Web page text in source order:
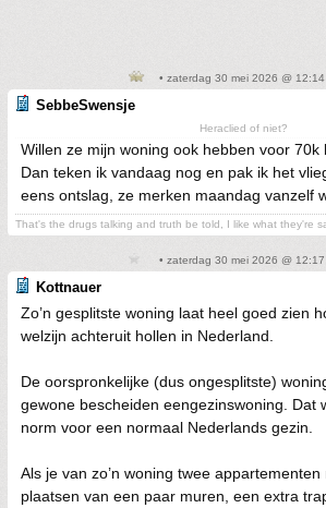
• zaterdag 30 mei 2026 @ 12:14
SebbeSwensje
Heraclied of niet?
Willen ze mijn woning ook hebben voor 70k
Dan teken ik vandaag nog en pak ik het
eens ontslag, ze merken maandag vanzelf
That's the drugs talking and truth be told, I like what they're
• zaterdag 30 mei 2026 @ 12:17
Kottnauer
Zo’n gesplitste woning laat heel goed zien
welzijn achteruit hollen in Nederland.
De oorspronkelijke (dus ongesplitste)
gewone bescheiden eengezinswoning. Dat
norm voor een normaal Nederlands gezin.
Als je van zo’n woning twee
plaatsen van een paar muren, een extra